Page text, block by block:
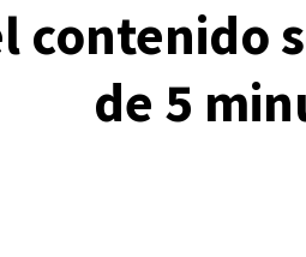
contenido
de 5